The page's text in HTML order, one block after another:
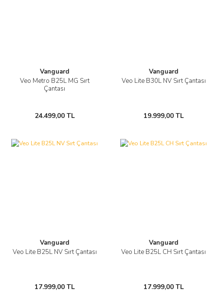
Vanguard
Veo Metro B25L MG Sırt
Çantası
24.499,00 TL
Vanguard
Veo Lite B30L NV Sırt Çantası
19.999,00 TL
Vanguard
Veo Lite B25L NV Sırt Çantası
17.999,00 TL
Vanguard
Veo Lite B25L CH Sırt Çantası
17.999,00 TL